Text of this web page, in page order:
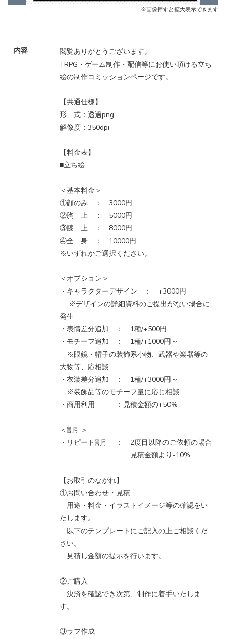
※画像押すと拡大表示できます
内容
閲覧ありがとうございます。
TRPG・ゲーム制作・配信等にお使い頂ける立ち
絵の制作コミッションページです。
【共通仕様】
形 式：透過png
解像度：350dpi
【料金表】
■立ち絵
＜基本料金＞
①顔のみ ： 3000円
②胸 上 ： 5000円
③膝 上 ： 8000円
④全 身 ： 10000円
※いずれかご選択ください。
＜オプション＞
・キャラクターデザイン ： +3000円
※デザインの詳細資料のご提出がない場合に
発生
・表情差分追加 ： 1種/+500円
・モチーフ追加 ： 1種/+1000円～
※眼鏡・帽子の装飾系小物、武器や楽器等の
大物等、応相談
・衣装差分追加 ： 1種/+3000円～
※装飾品等のモチーフ量に応じ相談
・商用利用 ：見積金額の+50%
＜割引＞
・リピート割引 ： 2度目以降のご依頼の場合
見積金額より-10%
【お取引のながれ】
①お問い合わせ・見積
用途・料金・イラストイメージ等の確認をい
たします。
以下のテンプレートにご記入の上ご相談くだ
さい。
見積し金額の提示を行います。
②ご購入
決済を確認でき次第、制作に着手いたしま
す。
③ラフ作成